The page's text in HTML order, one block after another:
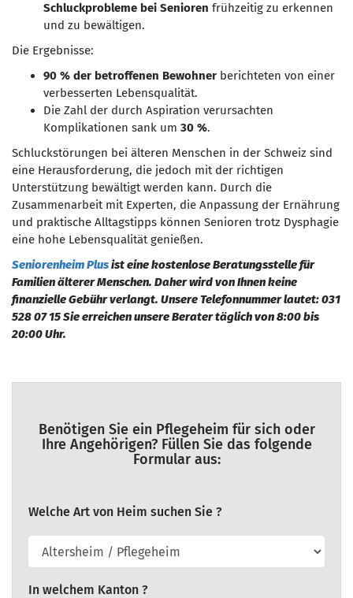
Schluckprobleme bei Senioren frühzeitig zu erkennen
und zu bewältigen.
Die Ergebnisse:
90 % der betroffenen Bewohner berichteten von einer
verbesserten Lebensqualität.
Die Zahl der durch Aspiration verursachten
Komplikationen sank um 30 %.
Schluckstörungen bei älteren Menschen in der Schweiz sind
eine Herausforderung, die jedoch mit der richtigen
Unterstützung bewältigt werden kann. Durch die
Zusammenarbeit mit Experten, die Anpassung der Ernährung
und praktische Alltagstipps können Senioren trotz Dysphagie
eine hohe Lebensqualität genießen.
Seniorenheim Plusist eine kostenlose Beratungsstelle für
Familien älterer Menschen. Daher wird von Ihnen keine
finanzielle Gebühr verlangt. Unsere Telefonnummer lautet: 031
528 07 15 Sie erreichen unsere Berater täglich von 8:00 bis
20:00 Uhr.
Benötigen Sie ein Pflegeheim für sich oder
Ihre Angehörigen? Füllen Sie das folgende
Formular aus:
Welche Art von Heim suchen Sie ?
In welchem Kanton ?